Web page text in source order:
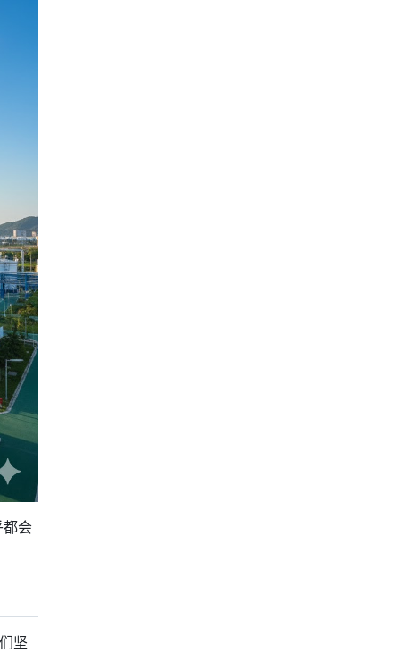
都会
坚